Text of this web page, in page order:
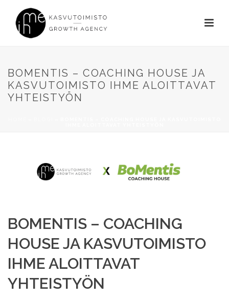
BOMENTIS – COACHING HOUSE JA
KASVUTOIMISTO IHME ALOITTAVAT
YHTEISTYÖN
BOMENTIS – COACHING
HOUSE JA KASVUTOIMISTO
IHME ALOITTAVAT
YHTEISTYÖN